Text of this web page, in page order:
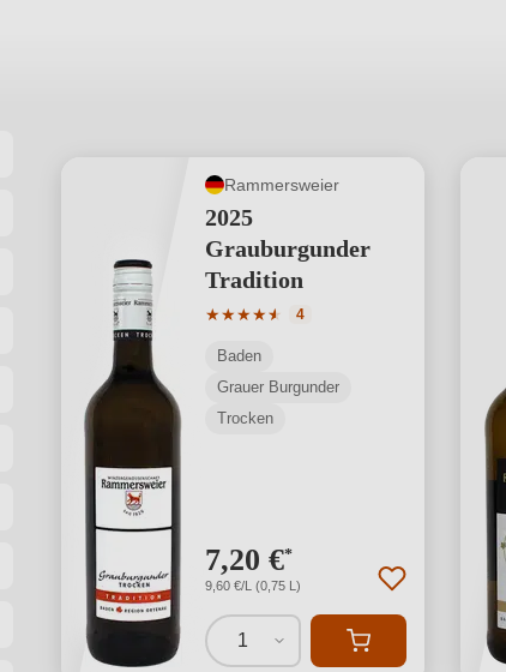
Rammersweier
2025
Grauburgunder
Tradition
★★★★★
★
Durchschnittliche Bewertung von
4
Baden
Grauer Burgunder
Trocken
7,20 €*
9,60 €/L (0,75 L)
1